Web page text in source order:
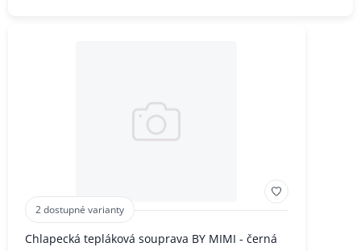
2 dostupné varianty
Chlapecká tepláková souprava BY MIMI - černá